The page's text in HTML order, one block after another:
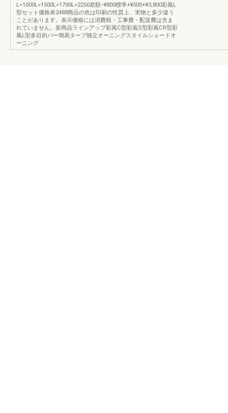
L=1000L=1500L=1700L=2250差額−¥800標準+¥500+¥3,800彩風L
型セット価格表2488商品の色は印刷の性質上、実物と多少違う
ことがあります。表示価格には消費税・工事費・配送費は含ま
れていません。新商品ラインアップ彩風C型彩風S型彩風CR型彩
風L型多目的バー簡易タープ独立オーニングスタイルシェードオ
ーニング